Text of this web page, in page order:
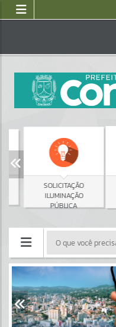
SOLICITAÇÃO
ILUMINAÇÃO
PÚBLICA
Portais